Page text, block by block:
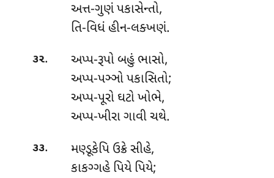
અત્ત-ગુણં પકાસેન્તો,
તિ-વિધં હીન-લક્ખણં.
૩૨.
અપ્પ-રૂપો બહું ભાસો,
અપ્પ-પઞ્ઞો પકાસિતો;
અપ્પ-પૂરો ઘટો ખોભે,
અપ્પ-ખીરા ગાવી ચથે.
૩૩.
મણ્ડૂકેપિ ઉક્રે સીહે,
કાકગ્ગહે પિયે પિયે;